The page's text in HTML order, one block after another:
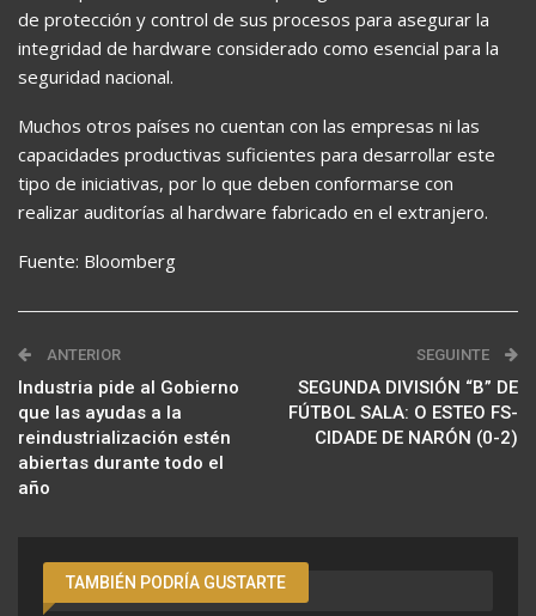
de protección y control de sus procesos para asegurar la
integridad de hardware considerado como esencial para la
seguridad nacional.
Muchos otros países no cuentan con las empresas ni las
capacidades productivas suficientes para desarrollar este
tipo de iniciativas, por lo que deben conformarse con
realizar auditorías al hardware fabricado en el extranjero.
Fuente: Bloomberg
ANTERIOR
Industria pide al Gobierno
que las ayudas a la
reindustrialización estén
abiertas durante todo el
año
SEGUINTE
SEGUNDA DIVISIÓN “B” DE
FÚTBOL SALA: O ESTEO FS-
CIDADE DE NARÓN (0-2)
TAMBIÉN PODRÍA GUSTARTE